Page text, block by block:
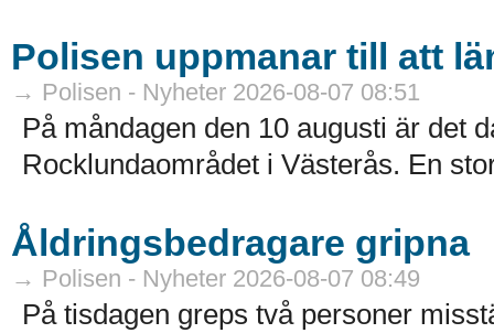
Polisen uppmanar till att
→ Polisen - Nyheter 2026-08-07 08:51
På måndagen den 10 augusti är det
Rocklundaområdet i Västerås. En
Åldringsbedragare gripna
→ Polisen - Nyheter 2026-08-07 08:49
På tisdagen greps två personer